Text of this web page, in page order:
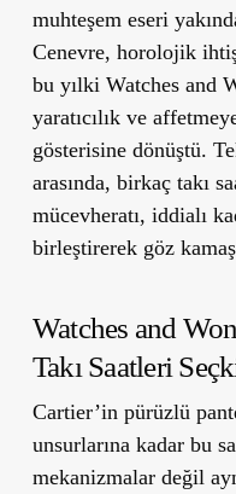
muhteşem eseri
Cenevre, horolojik
bu yılki Watches and
yaratıcılık ve
gösterisine dönüştü.
arasında, birkaç takı
mücevheratı, iddialı
birleştirerek göz
Watches and
Takı Saatleri
Cartier’in pürüzlü
unsurlarına kadar bu
mekanizmalar değil